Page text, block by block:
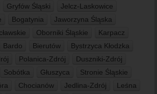
Gryfów Śląski
Jelcz-Laskowice
Bogatynia
Jaworzyna Śląska
Oborniki Śląskie
Karpacz
Bardo Bierutów
Bystrzyca Kłodzka
Polanica-Zdrój
Duszniki-Zdrój
Sobótka Głuszyca
Stronie Śląskie
Chocianów Jedlina-Zdrój
Leśna